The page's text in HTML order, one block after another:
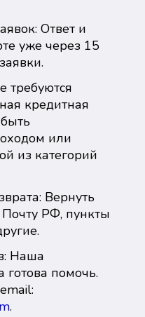
Ответ и
уже через 15
требуются
кредитная
или
из категорий
Вернуть
РФ, пункты
Наша
готова помочь.
.